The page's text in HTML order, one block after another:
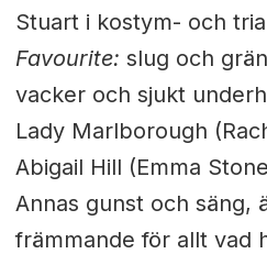
Stuart i kostym- och
Favourite: slug och
vacker och sjukt
Lady Marlborough
Abigail Hill (Emma
Annas gunst och säng,
främmande för allt vad